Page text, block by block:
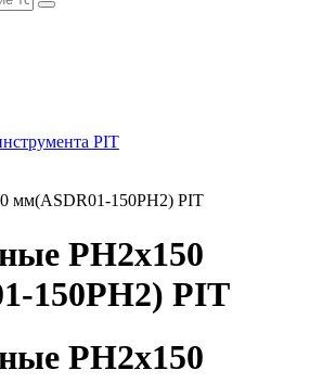
PIT
мм(ASDR01-150PH2) PIT
PH2x150
150PH2) PIT
PH2x150